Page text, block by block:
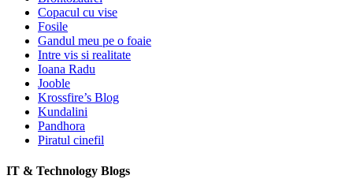
Copacul cu vise
Fosile
Gandul meu pe o foaie
Intre vis si realitate
Ioana Radu
Jooble
Krossfire’s Blog
Kundalini
Pandhora
Piratul cinefil
IT & Technology Blogs